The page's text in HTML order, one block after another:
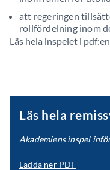
att regeringen
rollfördelning inom
Läs hela inspelet i
Läs hela
Akademiens inspel
Ladda ner PDF